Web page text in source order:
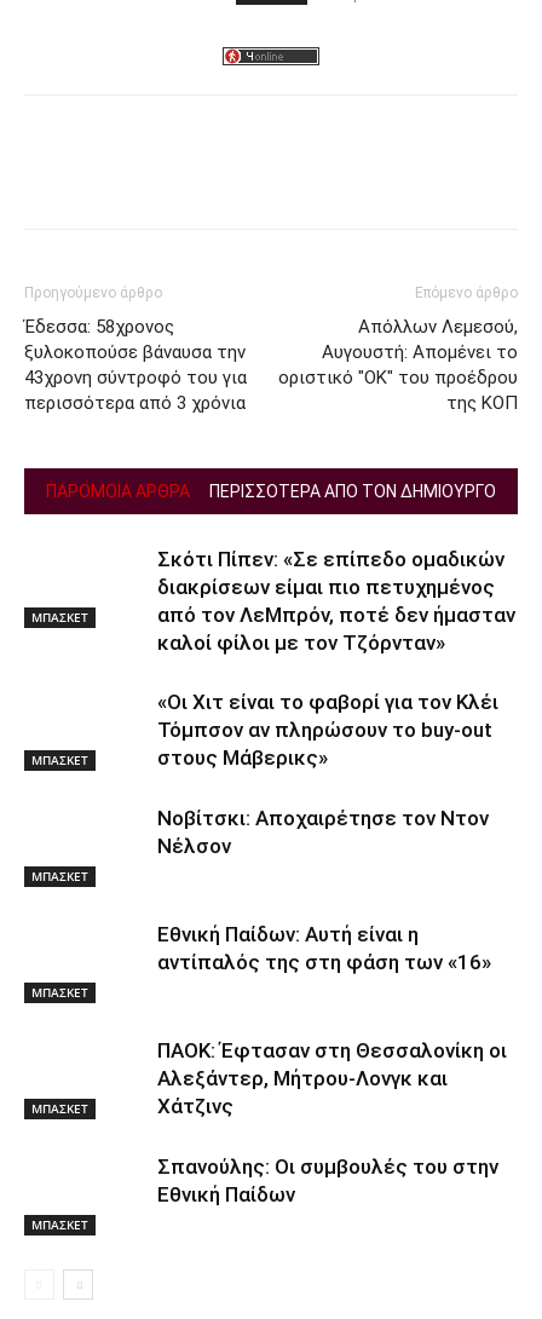
Προηγούμενο άρθρο
Έδεσσα: 58χρονος
ξυλοκοπούσε βάναυσα την
43χρονη σύντροφό του για
περισσότερα από 3 χρόνια
Επόμενο άρθρο
Απόλλων Λεμεσού,
Αυγουστή: Απομένει το
οριστικό "ΟΚ" του προέδρου
της ΚΟΠ
ΠΑΡΟΜΟΙΑ ΑΡΘΡΑ ΠΕΡΙΣΣΟΤΕΡΑ ΑΠΟ ΤΟΝ ΔΗΜΙΟΥΡΓΟ
ΜΠΑΣΚΕΤ
Σκότι Πίπεν: «Σε επίπεδο ομαδικών
διακρίσεων είμαι πιο πετυχημένος
από τον ΛεΜπρόν, ποτέ δεν ήμασταν
καλοί φίλοι με τον Τζόρνταν»
ΜΠΑΣΚΕΤ
«Οι Χιτ είναι το φαβορί για τον Κλέι
Τόμπσον αν πληρώσουν το buy-out
στους Μάβερικς»
ΜΠΑΣΚΕΤ
Νοβίτσκι: Αποχαιρέτησε τον Ντον
Νέλσον
ΜΠΑΣΚΕΤ
Εθνική Παίδων: Αυτή είναι η
αντίπαλός της στη φάση των «16»
ΜΠΑΣΚΕΤ
ΠΑΟΚ: Έφτασαν στη Θεσσαλονίκη οι
Αλεξάντερ, Μήτρου-Λονγκ και
Χάτζινς
ΜΠΑΣΚΕΤ
Σπανούλης: Οι συμβουλές του στην
Εθνική Παίδων